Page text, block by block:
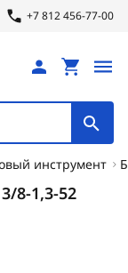
+7 812 456-77-00
инструмент
8-1,3-52